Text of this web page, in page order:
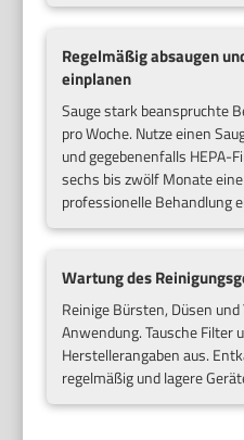
Regelmäßig absaugen
einplanen
Sauge stark beanspruchte
pro Woche. Nutze einen
und gegebenenfalls HEPA-
sechs bis zwölf Monate
professionelle Behandlung
Wartung des
Reinige Bürsten, Düsen
Anwendung. Tausche Filter
Herstellerangaben aus.
regelmäßig und lagere